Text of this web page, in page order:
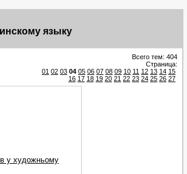
языку
Всего тем: 404
Страница:
01 02 03 04 05 06 07 08 09 10 11 12 13 14 15
16 17 18 19 20 21 22 23 24 25 26 27
у художньому